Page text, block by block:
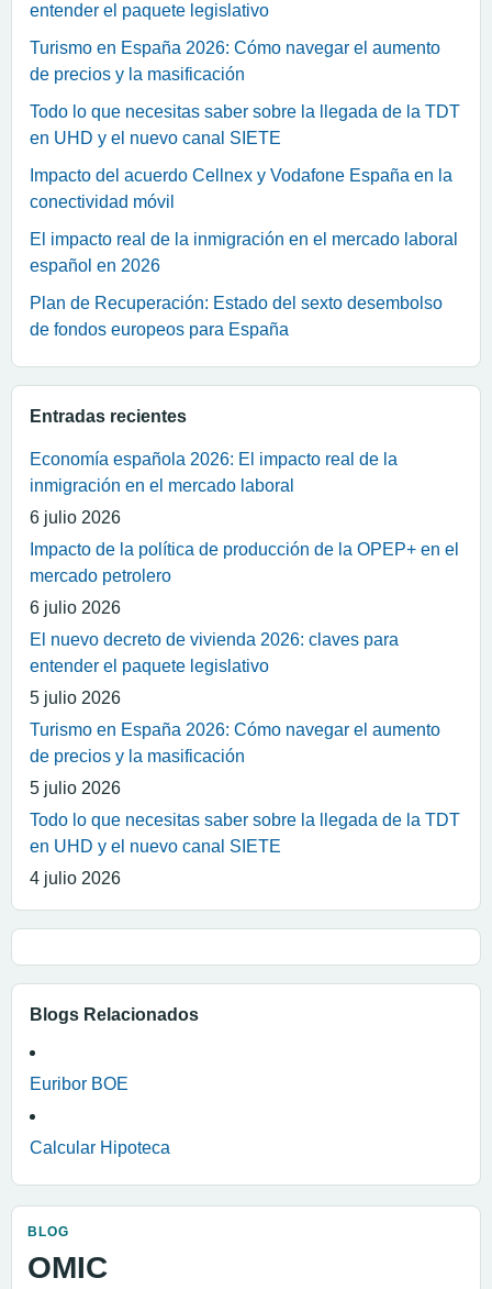
entender el paquete legislativo
Turismo en España 2026: Cómo navegar el aumento
de precios y la masificación
Todo lo que necesitas saber sobre la llegada de la TDT
en UHD y el nuevo canal SIETE
Impacto del acuerdo Cellnex y Vodafone España en la
conectividad móvil
El impacto real de la inmigración en el mercado laboral
español en 2026
Plan de Recuperación: Estado del sexto desembolso
de fondos europeos para España
Entradas recientes
Economía española 2026: El impacto real de la
inmigración en el mercado laboral
6 julio 2026
Impacto de la política de producción de la OPEP+ en el
mercado petrolero
6 julio 2026
El nuevo decreto de vivienda 2026: claves para
entender el paquete legislativo
5 julio 2026
Turismo en España 2026: Cómo navegar el aumento
de precios y la masificación
5 julio 2026
Todo lo que necesitas saber sobre la llegada de la TDT
en UHD y el nuevo canal SIETE
4 julio 2026
Blogs Relacionados
Euribor BOE
Calcular Hipoteca
BLOG
OMIC